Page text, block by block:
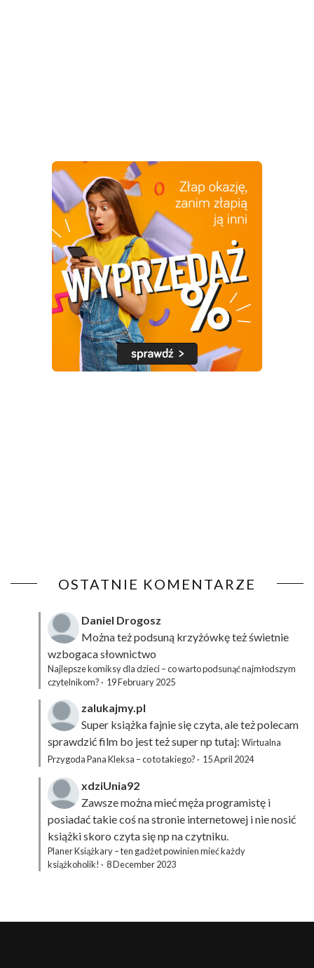
OSTATNIE KOMENTARZE
Daniel Drogosz
Można też podsuną krzyżówkęteż świetnie
wzbogaca słownictwo
Najlepsze komiksy dla dzieci – co warto podsunąć najmłodszym
czytelnikom? · 19 February 2025
zalukajmy.pl
Super książka fajnie się czyta, ale też polecam
sprawdzić film bo jest też super np tutaj: Wirtualna
Przygoda Pana Kleksa – co to takiego? · 15 April 2024
xdziUnia92
Zawsze można mieć męża programistę i
posiadać takie coś na stronie internetowej i nie nosić
książki skoro czyta się np na czytniku.
Planer Książkary – ten gadżet powinien mieć każdy
książkoholik! · 8 December 2023